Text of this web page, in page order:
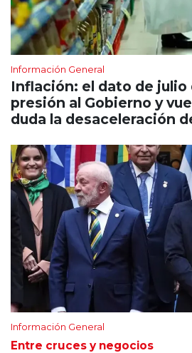
Información General
Inflación: el dato de julio
presión al Gobierno y
duda la desaceleración
Información General
Entre cruces y negocios